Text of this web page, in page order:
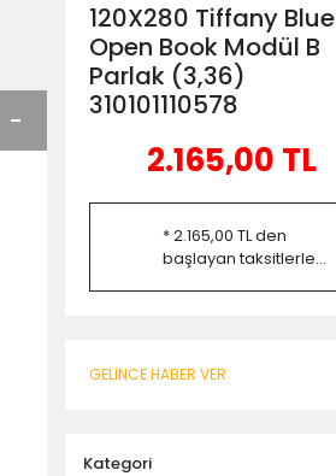
120X280 Tiffany Blue
Open Book Modül B
Parlak (3,36)
310101110578
2.165,00 TL
* 2.165,00 TL den
başlayan taksitlerle...
GELİNCE HABER VER
Kategori